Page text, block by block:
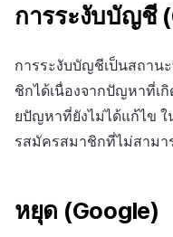
การระงับบัญชี
การระงับบัญชีเป็นสถาน
ชิกได้เนื่องจากปัญหาที่เ
ยปัญหาที่ยังไม่ได้แก้ไข
รสมัครสมาชิกที่ไม่สามา
หยุด (Google)